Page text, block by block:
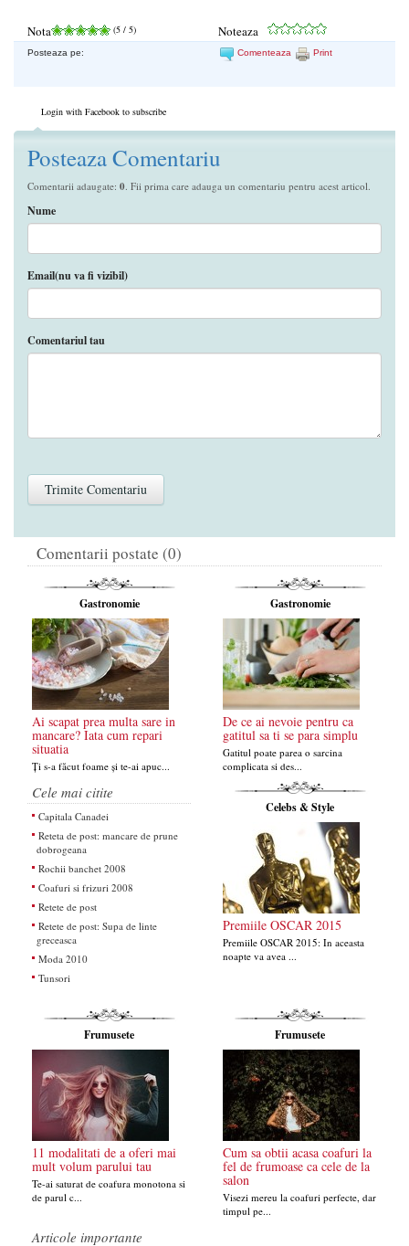
Nota (5 / 5) Noteaza
Posteaza pe: Comenteaza Print
Login with Facebook to subscribe
Posteaza Comentariu
Comentarii adaugate: 0. Fii prima care adauga un comentariu pentru acest articol.
Nume
Email(nu va fi vizibil)
Comentariul tau
Comentarii postate (0)
Gastronomie
Ai scapat prea multa sare in
mancare? Iata cum repari
situatia
Ți s-a făcut foame și te-ai apuc...
Gastronomie
De ce ai nevoie pentru ca
gatitul sa ti se para simplu
Gatitul poate parea o sarcina
complicata si des...
Cele mai citite
Capitala Canadei
Reteta de post: mancare de prune
dobrogeana
Rochii banchet 2008
Coafuri si frizuri 2008
Retete de post
Retete de post: Supa de linte
greceasca
Moda 2010
Tunsori
Celebs & Style
Premiile OSCAR 2015
Premiile OSCAR 2015: In aceasta
noapte va avea ...
Frumusete
11 modalitati de a oferi mai
mult volum parului tau
Te-ai saturat de coafura monotona si
de parul c...
Frumusete
Cum sa obtii acasa coafuri la
fel de frumoase ca cele de la
salon
Visezi mereu la coafuri perfecte, dar
timpul pe...
Articole importante